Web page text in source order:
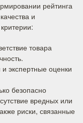
рейтинга
и
товара
экспертные оценки
безопасно
вредных или
риски, связанные